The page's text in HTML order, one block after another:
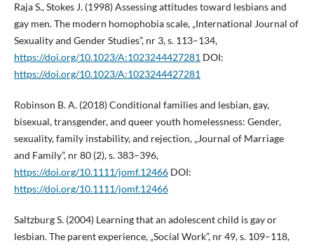
Raja S., Stokes J. (1998) Assessing attitudes toward lesbians and
gay men. The modern homophobia scale, „International Journal of
Sexuality and Gender Studies”, nr 3, s. 113–134,
https://doi.org/10.1023/A:1023244427281 DOI:
https://doi.org/10.1023/A:1023244427281
Robinson B. A. (2018) Conditional families and lesbian, gay,
bisexual, transgender, and queer youth homelessness: Gender,
sexuality, family instability, and rejection, „Journal of Marriage
and Family”, nr 80 (2), s. 383–396,
https://doi.org/10.1111/jomf.12466DOI:
https://doi.org/10.1111/jomf.12466
Saltzburg S. (2004) Learning that an adolescent child is gay or
lesbian. The parent experience, „Social Work”, nr 49, s. 109–118,